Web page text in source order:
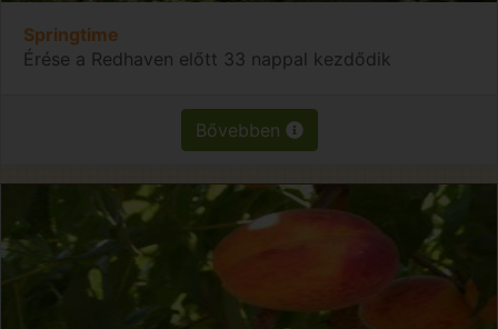
Springtime
Érése a Redhaven előtt 33 nappal kezdődik
Bővebben